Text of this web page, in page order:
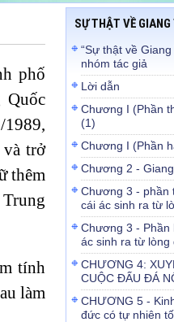
phố
Quốc
và trở
thêm
tính
làm
SỰ THẬT VỀ
“Sự thật về
nhóm tác giả
Lời dẫn
Chương I (Phần
(1)
Chương I (Phần
Chương 2 -
Chương 3 - phần
cái ác sinh ra từ
Chương 3 - Phần
ác sinh ra từ lòng
CHƯƠNG 4:
CUỘC ĐẤU ĐÁ
CHƯƠNG 5 -
đức có tự nhiên